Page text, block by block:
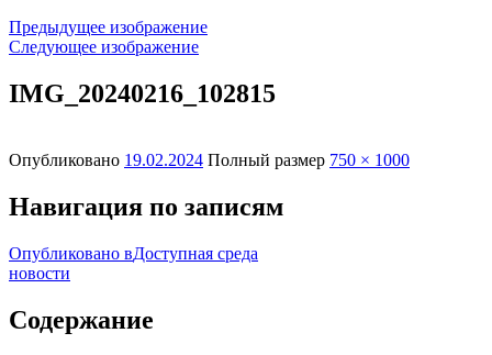
Предыдущее изображение
Следующее изображение
IMG_20240216_102815
Опубликовано 19.02.2024 Полный размер 750 × 1000
Навигация по записям
Опубликовано вДоступная среда
новости
Содержание